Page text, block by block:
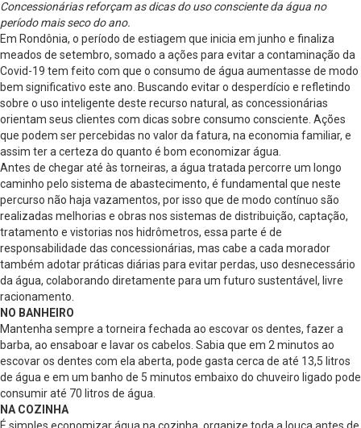
Concessionárias reforçam as dicas do uso consciente da água no
período mais seco do ano.
Em Rondônia, o período de estiagem que inicia em junho e finaliza
meados de setembro, somado a ações para evitar a contaminação da
Covid-19 tem feito com que o consumo de água aumentasse de modo
bem significativo este ano. Buscando evitar o desperdício e refletindo
sobre o uso inteligente deste recurso natural, as concessionárias
orientam seus clientes com dicas sobre consumo consciente. Ações
que podem ser percebidas no valor da fatura, na economia familiar, e
assim ter a certeza do quanto é bom economizar água.
Antes de chegar até às torneiras, a água tratada percorre um longo
caminho pelo sistema de abastecimento, é fundamental que neste
percurso não haja vazamentos, por isso que de modo contínuo são
realizadas melhorias e obras nos sistemas de distribuição, captação,
tratamento e vistorias nos hidrômetros, essa parte é de
responsabilidade das concessionárias, mas cabe a cada morador
também adotar práticas diárias para evitar perdas, uso desnecessário
da água, colaborando diretamente para um futuro sustentável, livre
racionamento.
NO BANHEIRO
Mantenha sempre a torneira fechada ao escovar os dentes, fazer a
barba, ao ensaboar e lavar os cabelos. Sabia que em 2 minutos ao
escovar os dentes com ela aberta, pode gasta cerca de até 13,5 litros
de água e em um banho de 5 minutos embaixo do chuveiro ligado pode
consumir até 70 litros de água.
NA COZINHA
É simples economizar água na cozinha, organize toda a louça antes de